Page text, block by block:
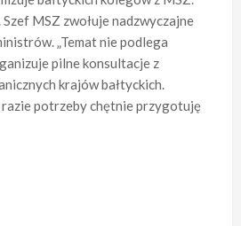
MSZ zwołuje nadzwyczajne
„Temat nie podlega
pilne konsultacje z
krajów bałtyckich.
razie potrzeby chętnie przygotuję